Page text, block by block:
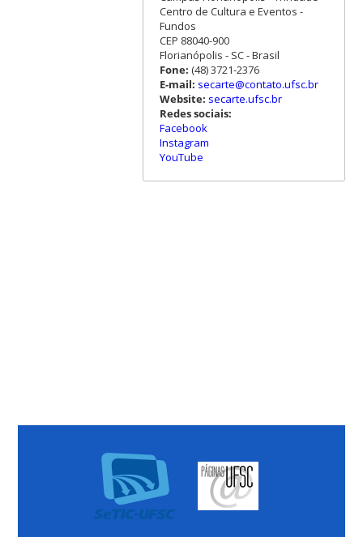
Centro de Cultura e Eventos -
Fundos
CEP 88040-900
Florianópolis - SC - Brasil
Fone: (48) 3721-2376
E-mail: secarte@contato.ufsc.br
Website: secarte.ufsc.br
Redes sociais:
Facebook
Instagram
YouTube